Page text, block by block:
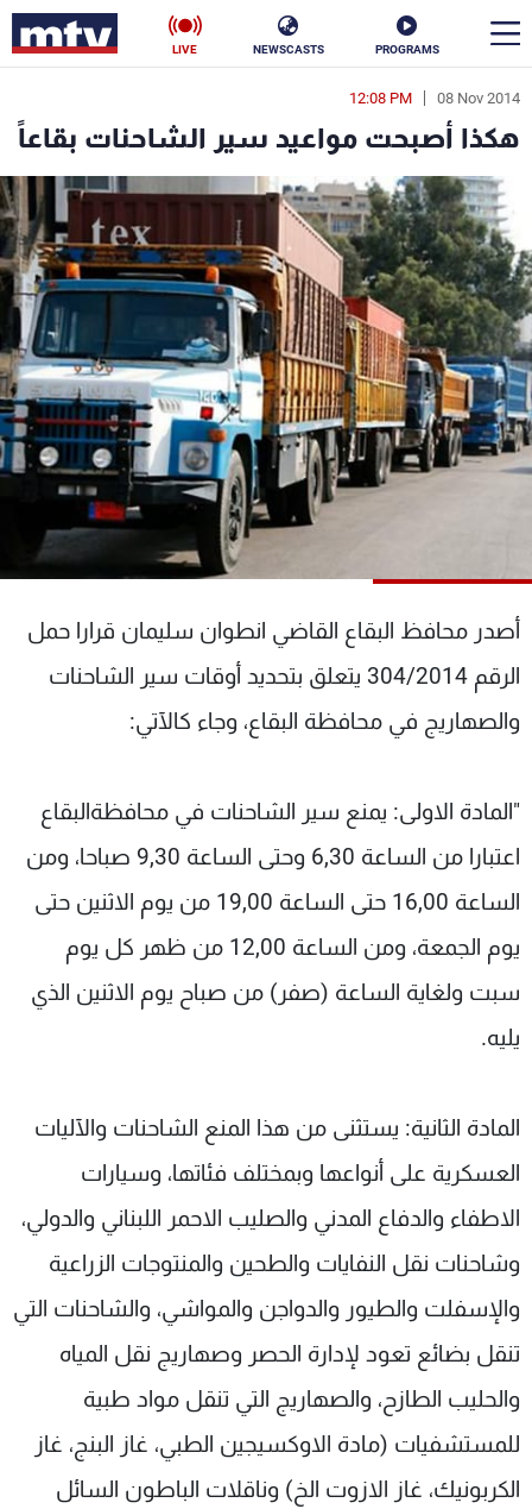
PROGRAMS
NEWSCASTS
LIVE
08 Nov 2014
12:08 PM
هكذا أصبحت مواعيد سير الشاحنات بقاعاً
أصدر محافظ البقاع القاضي انطوان سليمان قرارا حمل
الرقم 304/2014 يتعلق بتحديد أوقات سير الشاحنات
والصهاريج في محافظة البقاع، وجاء كالآتي:
"المادة الاولى: يمنع سير الشاحنات في محافظةالبقاع
اعتبارا من الساعة 6,30 وحتى الساعة 9,30 صباحا، ومن
الساعة 16,00 حتى الساعة 19,00 من يوم الاثنين حتى
يوم الجمعة، ومن الساعة 12,00 من ظهر كل يوم
سبت ولغاية الساعة (صفر) من صباح يوم الاثنين الذي
يليه.
المادة الثانية: يستثنى من هذا المنع الشاحنات والآليات
العسكرية على أنواعها وبمختلف فئاتها، وسيارات
الاطفاء والدفاع المدني والصليب الاحمر اللبناني والدولي،
وشاحنات نقل النفايات والطحين والمنتوجات الزراعية
والإسفلت والطيور والدواجن والمواشي، والشاحنات التي
تنقل بضائع تعود لإدارة الحصر وصهاريج نقل المياه
والحليب الطازح، والصهاريج التي تنقل مواد طبية
للمستشفيات (مادة الاوكسيجين الطبي، غاز البنج، غاز
الكربونيك، غاز الازوت الخ) وناقلات الباطون السائل
en
الأخبار
سياسة ناس
إقتصاد فن
منوعات رياضة
كأس العالم
الترددات
عن MTV
الإنـتـاج
لاعلاناتكم
وظائف
تواصل معنا
شروط الإسـتخدام
سياسة الخصوصية